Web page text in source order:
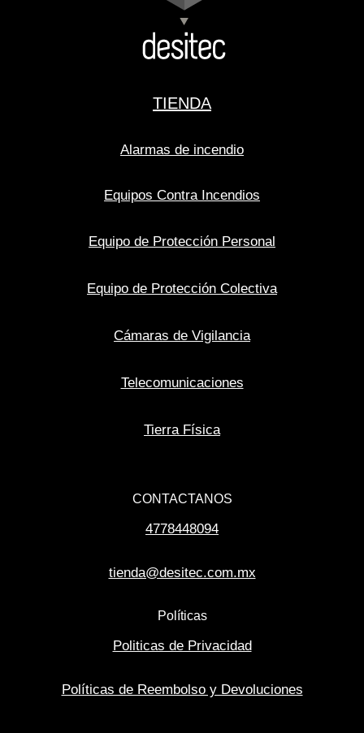
TIENDA
Alarmas de incendio
Equipos Contra Incendios
Equipo de Protección Personal
Equipo de Protección Colectiva
Cámaras de Vigilancia
Telecomunicaciones
Tierra Física
CONTACTANOS
4778448094
tienda@desitec.com.mx
Políticas
Politicas de Privacidad
Políticas de Reembolso y Devoluciones